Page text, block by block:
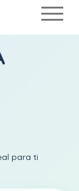
para ti